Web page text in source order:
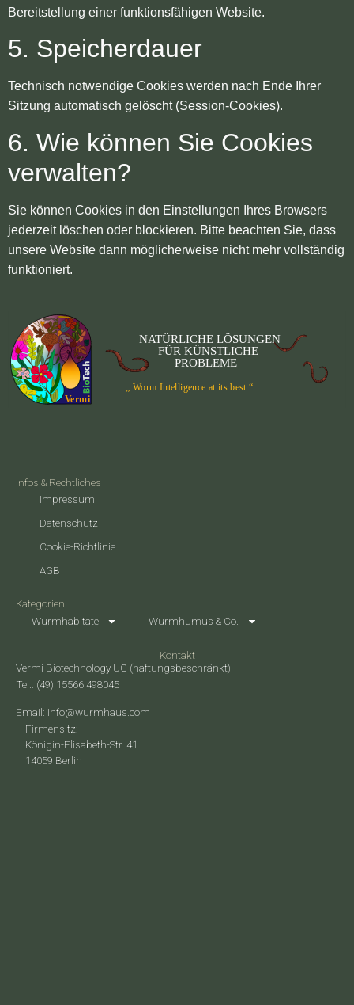
Bereitstellung einer funktionsfähigen Website.
5. Speicherdauer
Technisch notwendige Cookies werden nach Ende Ihrer
Sitzung automatisch gelöscht (Session-Cookies).
6. Wie können Sie Cookies
verwalten?
Sie können Cookies in den Einstellungen Ihres Browsers
jederzeit löschen oder blockieren. Bitte beachten Sie, dass
unsere Website dann möglicherweise nicht mehr vollständig
funktioniert.
Infos & Rechtliches
Impressum
Datenschutz
Cookie-Richtlinie
AGB
Kategorien
Wurmhabitate
Wurmhumus & Co.
Kontakt
Vermi Biotechnology UG (haftungsbeschränkt)
Firmensitz:
Königin-Elisabeth-Str. 41
14059 Berlin
Tel.: (49) 15566 498045
Email: info@wurmhaus.com